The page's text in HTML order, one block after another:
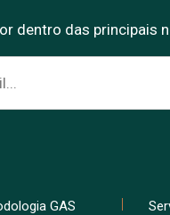
dentro das principais
GAS